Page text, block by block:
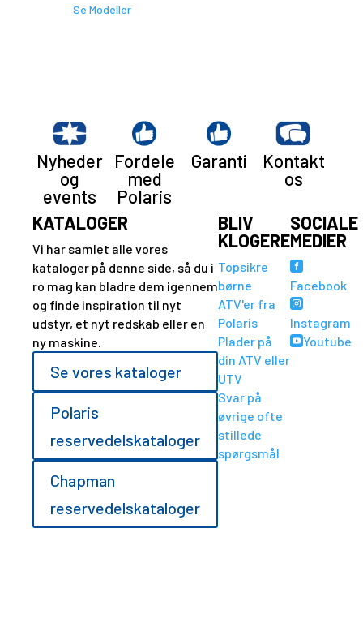
Se Modeller
Nyheder
og
events
Fordele
med
Polaris
Garanti
Kontakt
os
KATALOGER
Vi har samlet alle vores
kataloger på denne side, så du i
ro mag kan bladre dem igennem
og finde inspiration til nyt
udstyr, et nyt redskab eller en
ny maskine.
Se vores kataloger
Polaris
reservedelskataloger
Chapman
reservedelskataloger
BLIV
KLOGERE
Topsikre
børne
ATV'er fra
Polaris
Plader på
din ATV eller
UTV
Svar på
øvrige ofte
stillede
spørgsmål
SOCIALE
MEDIER

Facebook

Instagram
Youtube